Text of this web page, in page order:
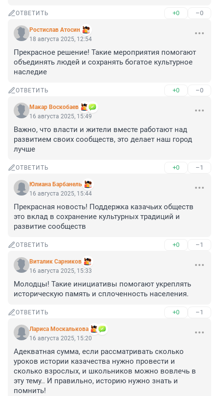
ОТВЕТИТЬ +0 –0
Ростислав Атосин
18 августа 2025, 12:54
Прекрасное решение! Такие мероприятия помогают
объединять людей и сохранять богатое культурное
наследие
ОТВЕТИТЬ +0 –0
Макар Воскобаев
16 августа 2025, 15:49
Важно, что власти и жители вместе работают над
развитием своих сообществ, это делает наш город
лучше
ОТВЕТИТЬ +0 –1
Юлиана Барбанель
16 августа 2025, 15:44
Прекрасная новость! Поддержка казачьих обществ
это вклад в сохранение культурных традиций и
развитие сообществ
ОТВЕТИТЬ +0 –1
Виталик Сарников
16 августа 2025, 15:33
Молодцы! Такие инициативы помогают укреплять
историческую память и сплоченность населения.
ОТВЕТИТЬ +0 –1
Лариса Москалькова
16 августа 2025, 15:20
Адекватная сумма, если рассматривать сколько
уроков истории казачества нужно провести и
сколько взрослых, и школьников можно вовлечь в
эту тему.. И правильно, историю нужно знать и
помнить!